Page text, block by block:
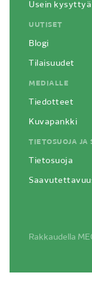
Usein kysyttyä
UUTISET
Blogi
Tilaisuudet
MEDIALLE
Tiedotteet
Kuvapankki
TIETOSUOJA JA
Tietosuoja
Rakkaudella
Siirry